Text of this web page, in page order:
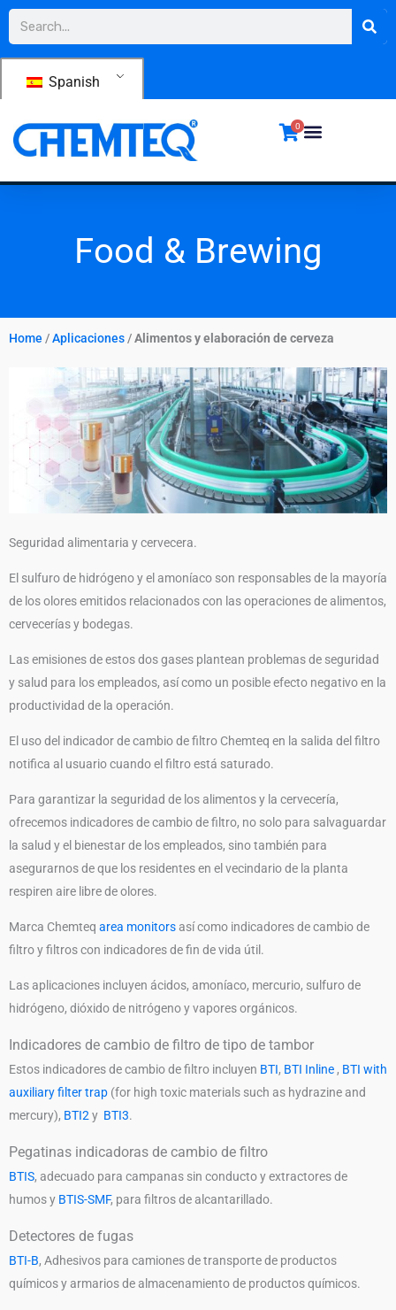
contenido
Buscar
Spanish
0
Food & Brewing
Home /Aplicaciones /Alimentos y elaboración de cerveza
Seguridad alimentaria y cervecera.
El sulfuro de hidrógeno y el amoníaco son responsables de la mayoría
de los olores emitidos relacionados con las operaciones de alimentos,
cervecerías y bodegas.
Las emisiones de estos dos gases plantean problemas de seguridad
y salud para los empleados, así como un posible efecto negativo en la
productividad de la operación.
El uso del indicador de cambio de filtro Chemteq en la salida del filtro
notifica al usuario cuando el filtro está saturado.
Para garantizar la seguridad de los alimentos y la cervecería,
ofrecemos indicadores de cambio de filtro, no solo para salvaguardar
la salud y el bienestar de los empleados, sino también para
asegurarnos de que los residentes en el vecindario de la planta
respiren aire libre de olores.
Marca Chemteq area monitorsasí como indicadores de cambio de
filtro y filtros con indicadores de fin de vida útil.
Las aplicaciones incluyen ácidos, amoníaco, mercurio, sulfuro de
hidrógeno, dióxido de nitrógeno y vapores orgánicos.
Indicadores de cambio de filtro de tipo de tambor
Estos indicadores de cambio de filtro incluyen BTI, BTI Inline , BTI with
auxiliary filter trap (for high toxic materials such as hydrazine and
mercury), BTI2 y BTI3.
Pegatinas indicadoras de cambio de filtro
BTIS, adecuado para campanas sin conducto y extractores de
humos y BTIS-SMF, para filtros de alcantarillado.
Detectores de fugas
BTI-B, Adhesivos para camiones de transporte de productos
químicos y armarios de almacenamiento de productos químicos.